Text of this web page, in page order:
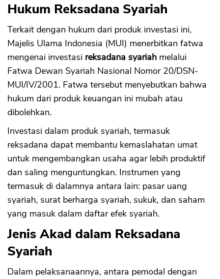
Hukum Reksadana Syariah
Terkait dengan hukum dari produk investasi ini,
Majelis Ulama Indonesia (MUI) menerbitkan fatwa
mengenai investasi reksadana syariah melalui
Fatwa Dewan Syariah Nasional Nomor 20/DSN-
MUI/IV/2001. Fatwa tersebut menyebutkan bahwa
hukum dari produk keuangan ini mubah atau
dibolehkan.
Investasi dalam produk syariah, termasuk
reksadana dapat membantu kemaslahatan umat
untuk mengembangkan usaha agar lebih produktif
dan saling menguntungkan. Instrumen yang
termasuk di dalamnya antara lain: pasar uang
syariah, surat berharga syariah, sukuk, dan saham
yang masuk dalam daftar efek syariah.
Jenis Akad dalam Reksadana
Syariah
Dalam pelaksanaannya, antara pemodal dengan